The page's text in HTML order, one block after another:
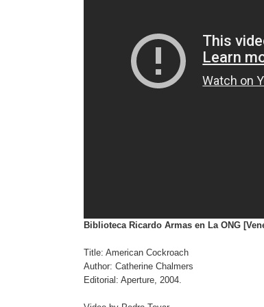
Biblioteca Ricardo Armas en La ONG
Title: American Cockroach
Author: Catherine Chalmers
Editorial: Aperture, 2004.